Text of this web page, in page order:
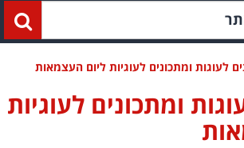
לעוגות ומתכונים לעוגיות ליום העצמאות
ומתכונים לעוגיות